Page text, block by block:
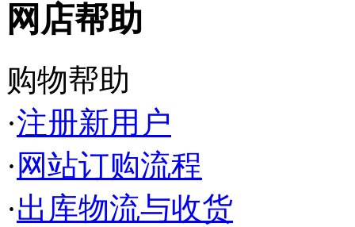
网店帮助
购物帮助
·注册新用户
· 网站订购流程
·出库物流与收货